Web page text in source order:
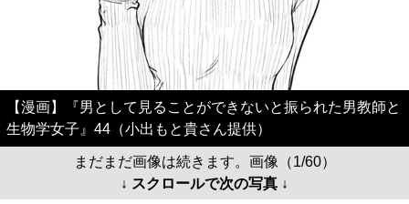
【漫画】『男として見ることができないと振られた男教師と
生物学女子』44（小出もと貴さん提供）
まだまだ画像は続きます。画像（1/60）
↓ スクロールで次の写真 ↓